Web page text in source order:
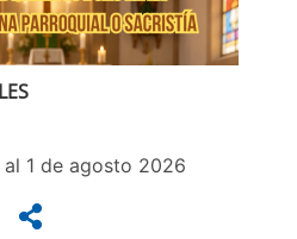
1 de agosto 2026